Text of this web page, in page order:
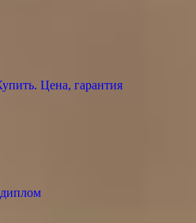
Цена, гарантия